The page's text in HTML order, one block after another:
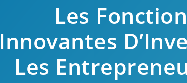
Les
Innovantes
Les